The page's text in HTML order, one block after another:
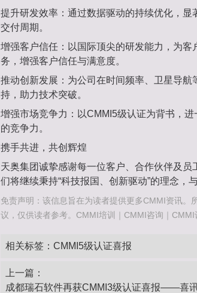
提升研发效率‌：通过数据驱动的持续优化，显
交付周期。
增强客户信任‌：以国际顶尖的研发能力，为客
务，增强客户信任与满意度。
推动创新发展‌：为公司在时间频率、卫星导航
持，助力技术突破。
增强市场竞争力‌：以CMMI5级认证为背书，
的竞争力。
携手共进，共创辉煌‌
天奥集团诚挚感谢每一位客户、合作伙伴及员
们将继续秉持“科技报国、创新驱动”的理念，
免责声明：该信息旨在为读者提供更多CMMI资讯。
议，仅供读者参考。CMMI培训｜CMMI咨询｜
相关标签： CMMI5级认证喜报‌
上一篇：
成都瑞石软件再获CMMI3级认证喜报‌——喜